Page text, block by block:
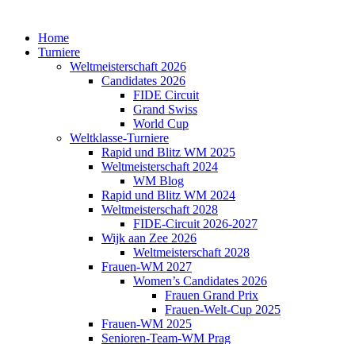
Home
Turniere
Weltmeisterschaft 2026
Candidates 2026
FIDE Circuit
Grand Swiss
World Cup
Weltklasse-Turniere
Rapid und Blitz WM 2025
Weltmeisterschaft 2024
WM Blog
Rapid und Blitz WM 2024
Weltmeisterschaft 2028
FIDE-Circuit 2026-2027
Wijk aan Zee 2026
Weltmeisterschaft 2028
Frauen-WM 2027
Women’s Candidates 2026
Frauen Grand Prix
Frauen-Welt-Cup 2025
Frauen-WM 2025
Senioren-Team-WM Prag